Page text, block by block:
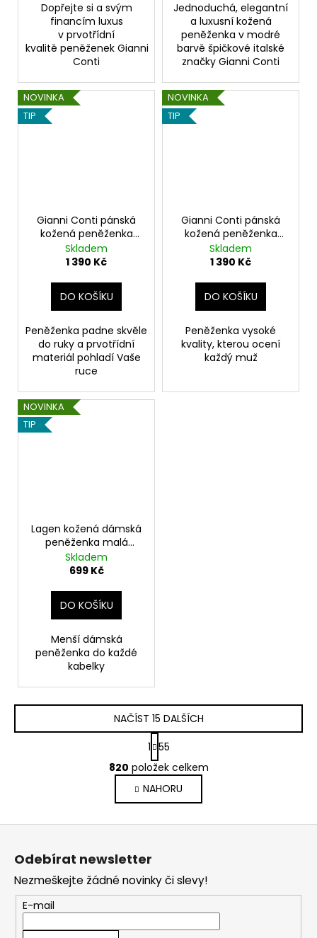
Dopřejte si a svým
financím luxus
v prvotřídní
kvalitě peněženek Gianni
Conti
Jednoduchá, elegantní
a luxusní kožená
peněženka v modré
barvě špičkové italské
značky Gianni Conti
NOVINKA
TIP
Gianni Conti pánská
kožená peněženka
tmavě hnědá
Skladem
1 390 Kč
DO KOŠÍKU
Peněženka padne skvěle
do ruky a prvotřídní
materiál pohladí Vaše
ruce
NOVINKA
TIP
Gianni Conti pánská
kožená peněženka
tmavě hnědá
Skladem
1 390 Kč
DO KOŠÍKU
Peněženka vysoké
kvality, kterou ocení
každý muž
NOVINKA
TIP
Lagen kožená dámská
peněženka malá
černá
Skladem
699 Kč
DO KOŠÍKU
Menší dámská
peněženka do každé
kabelky
O
v
l
á
d
p
r
v
k
NAČÍST 15 DALŠÍCH
S
t
r
á
n
k
o
í
1 55
820 položek celkem
NAHORU
Z
Odebírat newsletter
Nezmeškejte žádné novinky či slevy!
E-mail